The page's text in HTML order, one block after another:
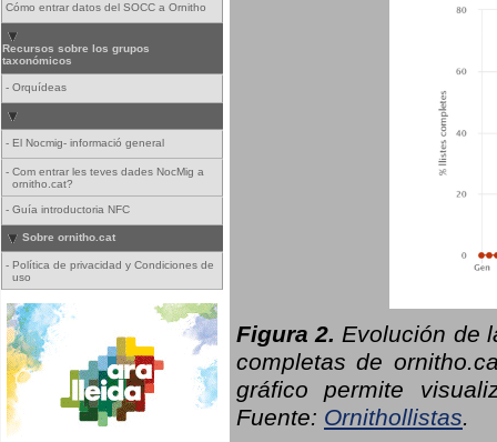
Cómo entrar datos del SOCC a Ornitho
Recursos sobre los grupos
taxonómicos
- Orquídeas
- El Nocmig- informació general
- Com entrar les teves dades NocMig a
ornitho.cat?
- Guía introductoria NFC
Sobre ornitho.cat
- Política de privacidad y Condiciones de
uso
Figura 2. Evolución de
completas de
gráfico permite
Fuente: Ornithollistas.